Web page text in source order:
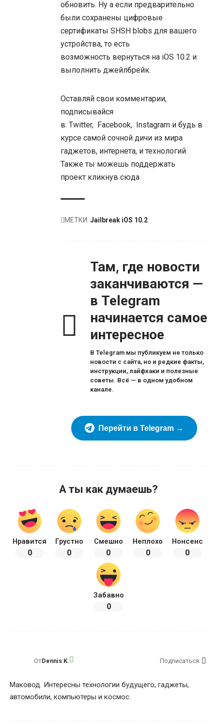
обновить. Ну а если предварительно
были сохранены цифровые
сертификаты SHSH blobs для вашего
устройства, то есть
возможность вернуться на iOS 10.2 и
выполнить джейлбрейк.
Оставляй свои комментарии,
подписывайся
в: Twitter, Facebook, Instagram и будь в
курсе самой сочной дичи из мира
гаджетов, интернета, и технологий.
Также ты можешь поддержать
проект кликнув сюда
МЕТКИ: Jailbreak iOS 10.2
Там, где новости
заканчиваются —
в Telegram
начинается самое
интересное
В Telegram мы публикуем не только
новости с сайта, но и редкие факты,
инструкции, лайфхаки и полезные
советы. Всё — в одном удобном
канале.
Перейти в Telegram →
А ты как думаешь?
Нравится
0
Грустно
0
Смешно
0
Неплохо
0
Нонсенс
0
Забавно
0
ОтDennis K. Подписаться:
Маковод. Интересны технологии будущего, гаджеты,
автомобили, компьютеры и космос.